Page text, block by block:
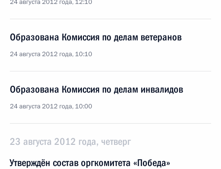
24 августа 2012 года, 12:10
Образована Комиссия по делам ветеранов
24 августа 2012 года, 10:10
Образована Комиссия по делам инвалидов
24 августа 2012 года, 10:00
23 августа 2012 года, четверг
Утверждён состав оргкомитета «Победа»